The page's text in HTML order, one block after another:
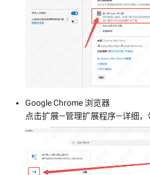
Google Chrome 浏览器
点击扩展—管理扩展程序—详细，